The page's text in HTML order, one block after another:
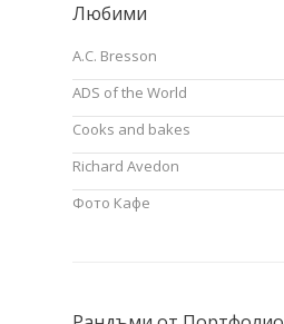
Любими
A.C. Bresson
ADS of the World
Cooks and bakes
Richard Avedon
Фото Кафе